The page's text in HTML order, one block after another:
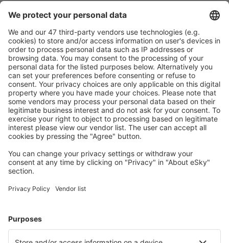
Caută rapid şi uşor
Ofertă adaptată aşteptărilor tale.
Planifică ȋn siguranţă
Rezervare fără griji cu opțiune gratuită de anulare.
Economiseşte mai mult
Prețuri atractive și oferte speciale pentru utilizatorii
conectați.
Cazarea preferată
apartamente și altele.
Cele mai căutate cazări de către utilizatorii eSky